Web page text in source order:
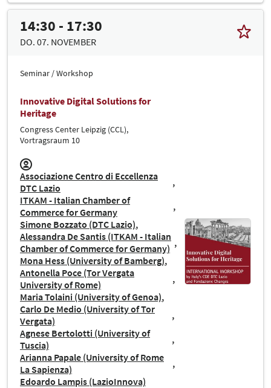
14:30 - 17:30
DO. 07. NOVEMBER
Seminar / Workshop
Innovative Digital Solutions for
Heritage
Congress Center Leipzig (CCL),
Vortragsraum 10
Associazione Centro di Eccellenza
DTC Lazio
ITKAM - Italian Chamber of
Commerce for Germany
Simone Bozzato (DTC Lazio)
Alessandra De Santis (ITKAM - Italian
Chamber of Commerce for Germany)
Mona Hess (University of Bamberg)
Antonella Poce (Tor Vergata
University of Rome)
Maria Tolaini (University of Genoa)
Carlo De Medio (University of Tor
Vergata)
Agnese Bertolotti (University of
Tuscia)
Arianna Papale (University of Rome
La Sapienza)
Edoardo Lampis (LazioInnova)